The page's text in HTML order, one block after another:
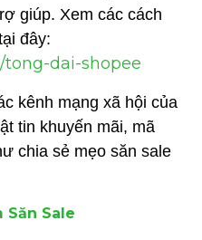
giúp. Xem các cách
đây:
dai-shopee
kênh mạng xã hội của
tin khuyến mãi, mã
chia sẻ mẹo săn sale
Săn Sale